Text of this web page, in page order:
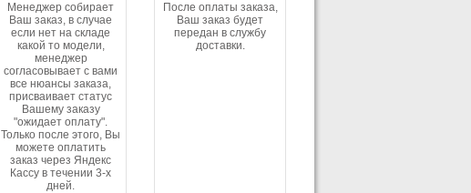
Менеджер собирает
Ваш заказ, в случае
если нет на складе
какой то модели,
менеджер
согласовывает с вами
все нюансы заказа,
присваивает статус
Вашему заказу
"ожидает оплату".
Только после этого, Вы
можете оплатить
заказ через Яндекс
Кассу в течении 3-х
дней.
После оплаты заказа,
Ваш заказ будет
передан в службу
доставки.